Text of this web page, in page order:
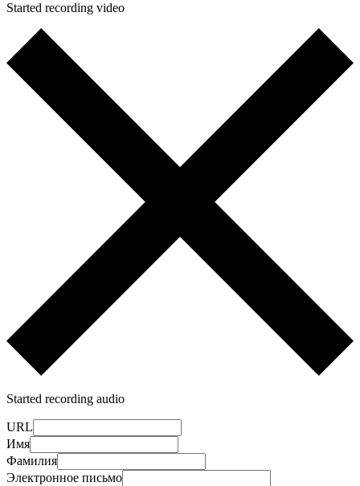
Started recording video
Started recording audio
URL
Имя
Фамилия
Электронное письмо